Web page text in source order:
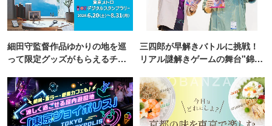
細田守監督作品ゆかりの地を巡
って限定グッズがもらえるチャ
三四郎が早解きバトルに挑戦！
リアル謎解きゲームの舞台"錦糸